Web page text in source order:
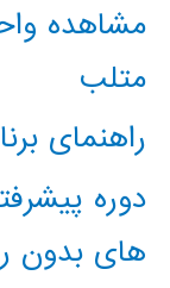
مشاهده
متلب
راهنمای
دوره
های بدون